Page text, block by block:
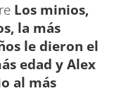
Los minios,
la más
le dieron el
edad y Alex
al más